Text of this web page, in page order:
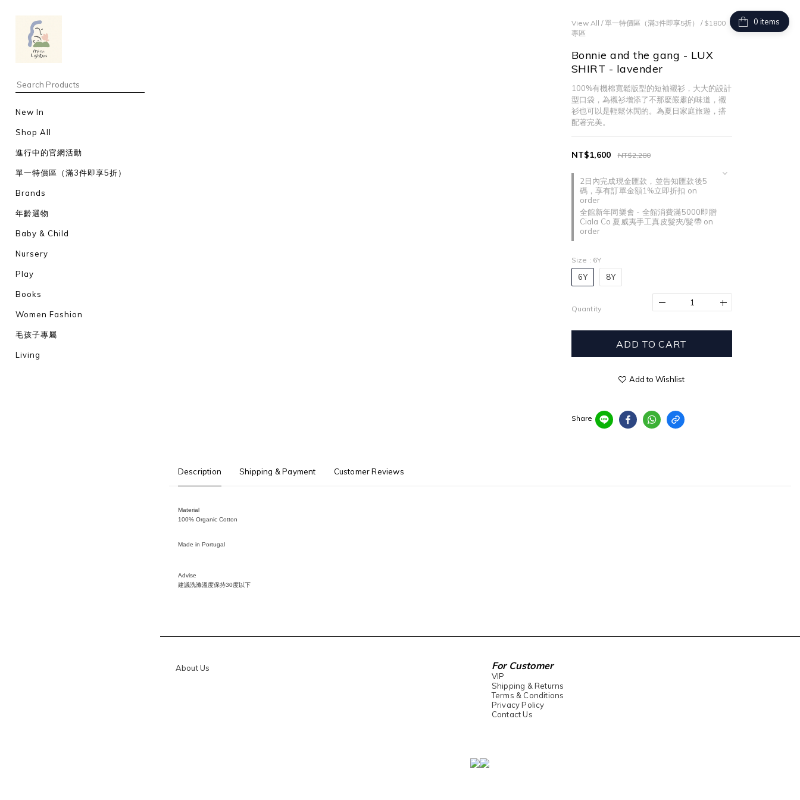
New In
Shop All
進行中的官網活動
單一特價區（滿3件即享5折）
Brands
年齡選物
Baby & Child
Nursery
Play
Books
Women Fashion
毛孩子專屬
Living
items
View All /單一特價區（滿3件即享5折） / $1800
專區
Bonnie and the gang - LUX
SHIRT - lavender
100%有機棉寬鬆版型的短袖襯衫，大大的設計
型口袋，為襯衫增添了不那麼嚴肅的味道，襯
衫也可以是輕鬆休閒的。為夏日家庭旅遊，搭
配著完美。
2日內完成現金匯款，並告知匯款後5
碼，享有訂單金額1%立即折扣 on
order
全館新年同樂會 - 全館消費滿5000即贈
Ciala Co 夏威夷手工真皮髮夾/髮帶 on
order
NT$2,280
NT$1,600
Size : 6Y
6Y 8Y
Quantity
ADD TO CART
Add to Wishlist
Share
Description Shipping & Payment Customer Reviews
Material
100% Organic Cotton
Made in Portugal
Advise
建議洗滌溫度保持30度以下
About Us For Customer
VIP
Shipping & Returns
Terms & Conditions
Privacy Policy
Contact Us